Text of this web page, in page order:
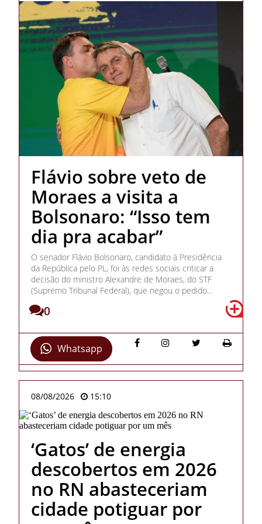
Flávio sobre veto de
Moraes a visita a
Bolsonaro: “Isso tem
dia pra acabar”
O senador Flávio Bolsonaro, candidato à Presidência
da República pelo PL, foi às redes sociais criticar a
decisão do ministro Alexandre de Moraes, do STF
(Supremo Tribunal Federal), que negou o pedido...
0
Whatsapp
08/08/2026 15:10
‘Gatos’ de energia
descobertos em 2026
no RN abasteceriam
cidade potiguar por